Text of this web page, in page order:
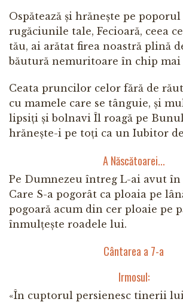
Ospătează și hrănește pe
rugăciunile tale, Fecioară, ceea
tău, ai arătat firea noastră plină
băutură nemuritoare în chip mai
Ceata pruncilor celor fără de
cu mamele care se tânguie, și
lipsiți și bolnavi Îl roagă pe
hrănește-i pe toți ca un Iubitor
A Născătoarei...
Pe Dumnezeu întreg L-ai avut în
Care S-a pogorât ca ploaia pe
pogoară acum din cer ploaie pe
înmulțește roadele lui.
Cântarea a 7-a
Irmosul:
«În cuptorul persienesc tinerii